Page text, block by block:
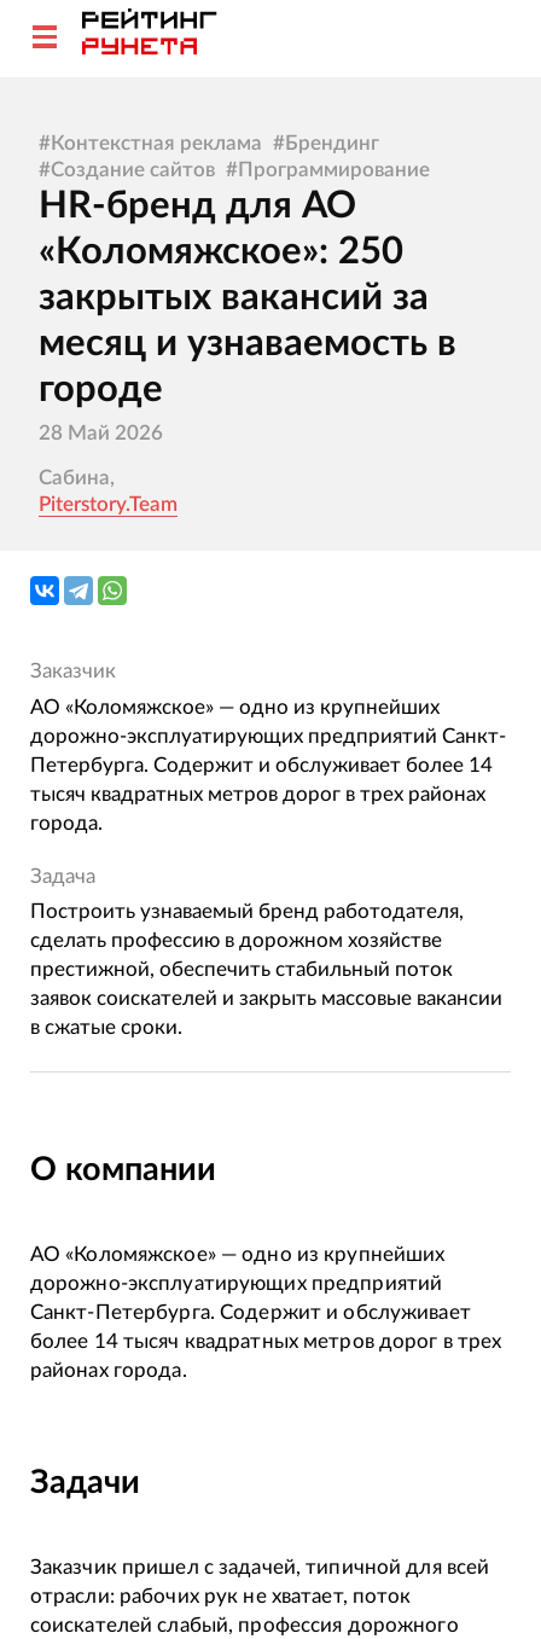
#Контекстная реклама #Брендинг
#Создание сайтов #Программирование
HR-бренд для АО
«Коломяжское»: 250
закрытых вакансий за
месяц и узнаваемость в
городе
28 Май 2026
Сабина,
Piterstory.Team
Заказчик
АО «Коломяжское» — одно из крупнейших
дорожно-эксплуатирующих предприятий Санкт-
Петербурга. Содержит и обслуживает более 14
тысяч квадратных метров дорог в трех районах
города.
Задача
Построить узнаваемый бренд работодателя,
сделать профессию в дорожном хозяйстве
престижной, обеспечить стабильный поток
заявок соискателей и закрыть массовые вакансии
в сжатые сроки.
О компании
АО «Коломяжское» — одно из крупнейших
дорожно-эксплуатирующих предприятий
Санкт-Петербурга. Содержит и обслуживает
более 14 тысяч квадратных метров дорог в трех
районах города.
Задачи
Заказчик пришел с задачей, типичной для всей
отрасли: рабочих рук не хватает, поток
соискателей слабый, профессия дорожного